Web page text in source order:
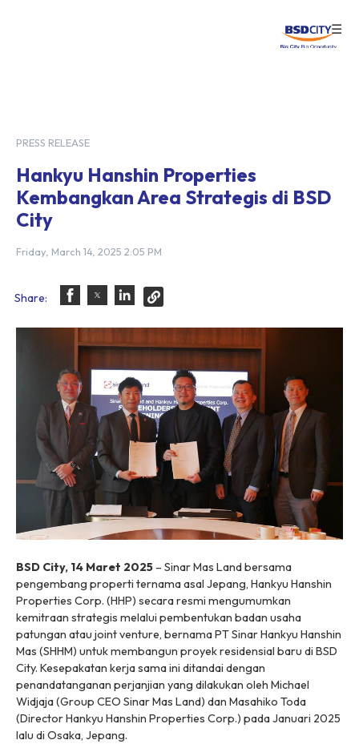
☰
PRESS RELEASE
Hankyu Hanshin Properties
Kembangkan Area Strategis di BSD
City
Friday, March 14, 2025 2:05 PM
Share:
BSD City, 14 Maret 2025 – Sinar Mas Land bersama
pengembang properti ternama asal Jepang, Hankyu Hanshin
Properties Corp. (HHP) secara resmi mengumumkan
kemitraan strategis melalui pembentukan badan usaha
patungan atau joint venture, bernama PT Sinar Hankyu Hanshin
Mas (SHHM) untuk membangun proyek residensial baru di BSD
City. Kesepakatan kerja sama ini ditandai dengan
penandatanganan perjanjian yang dilakukan oleh Michael
Widjaja (Group CEO Sinar Mas Land) dan Masahiko Toda
(Director Hankyu Hanshin Properties Corp.) pada Januari 2025
lalu di Osaka, Jepang.